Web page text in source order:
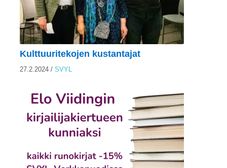
Kulttuuritekojen kustantajat
27.2.2024/ SVYL